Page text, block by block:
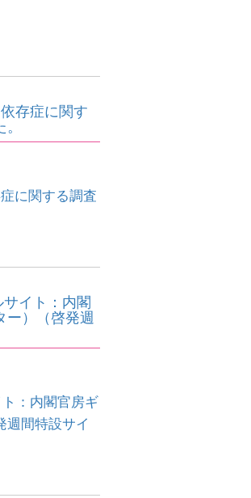
存症に関す
。
に関する調査
イト：内閣
ー）（啓発週
ト：内閣官房ギ
週間特設サイ